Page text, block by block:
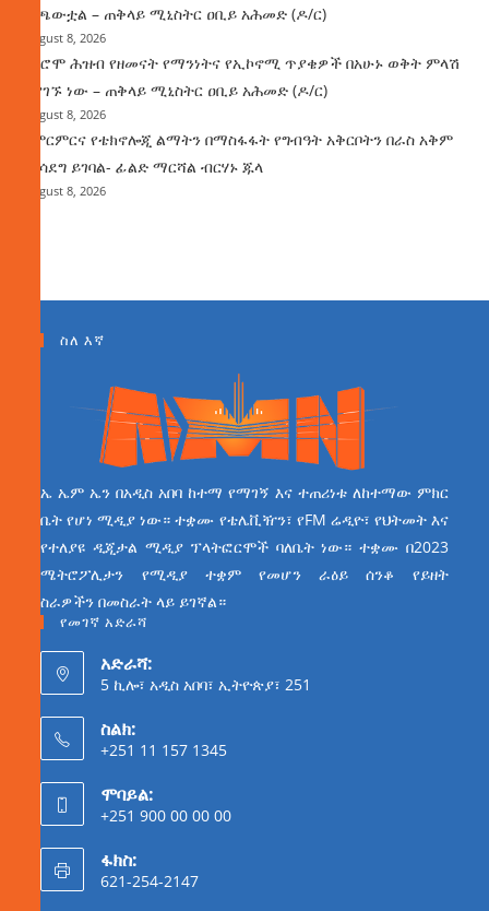
ተጫውቷል – ጠቅላይ ሚኒስትር ዐቢይ አሕመድ (ዶ/ር)
August 8, 2026
የኦሮሞ ሕዝብ የዘመናት የማንነትና የኢኮኖሚ ጥያቄዎች በአሁኑ ወቅት ምላሽ
እያገኙ ነው – ጠቅላይ ሚኒስትር ዐቢይ አሕመድ (ዶ/ር)
August 8, 2026
የምርምርና የቴክኖሎጂ ልማትን በማስፋፋት የግብዓት አቅርቦትን በራስ አቅም
ማሳደግ ይገባል- ፊልድ ማርሻል ብርሃኑ ጁላ
August 8, 2026
ስለ እኛ
ኤ ኤም ኤን በአዲስ አበባ ከተማ የማገኝ እና ተጠሪነቱ ለከተማው ምክር
ቤት የሆነ ሚዲያ ነው። ተቋሙ የቴሌቪዥን፣ የFM ሬዲዮ፣ የህትመት እና
የተለያዩ ዲጂታል ሚዲያ ፕላትፎርሞች ባለቤት ነው። ተቋሙ በ2023
ሜትሮፖሊታን የሚዲያ ተቋም የመሆን ራዕይ ሰንቆ የይዘት
ስራዎችን በመስራት ላይ ይገኛል።
የመገኛ አድራሻ
አድራሻ:
5 ኪሎ፣ አዲስ አበባ፣ ኢትዮጵያ፣ 251
ስልክ:
+251 11 157 1345
ሞባይል:
+251 900 00 00 00
ፋክስ:
621-254-2147